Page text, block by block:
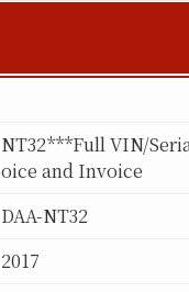
NT32***Full VIN/
oice and Invoice
DAA-NT32
2017